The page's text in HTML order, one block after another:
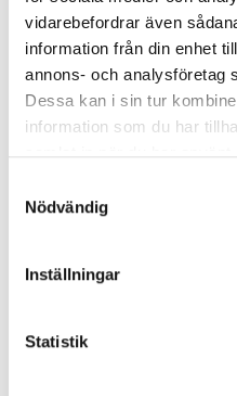
vidarebefordrar även
information från din enhet
annons- och analysföretag
Dessa kan i sin tur
information som du har
samlat in när du har använt
Nödvändig
Inställningar
Statistik